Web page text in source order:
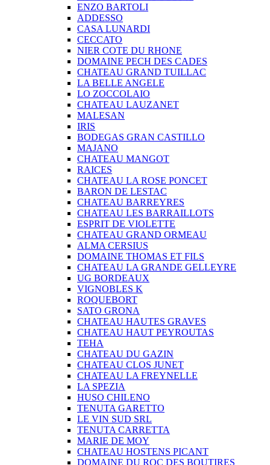
ENZO BARTOLI
ADDESSO
CASA LUNARDI
CECCATO
NIER COTE DU RHONE
DOMAINE PECH DES CADES
CHATEAU GRAND TUILLAC
LA BELLE ANGELE
LO ZOCCOLAIO
CHATEAU LAUZANET
MALESAN
IRIS
BODEGAS GRAN CASTILLO
MAJANO
CHATEAU MANGOT
RAICES
CHATEAU LA ROSE PONCET
BARON DE LESTAC
CHATEAU BARREYRES
CHATEAU LES BARRAILLOTS
ESPRIT DE VIOLETTE
CHATEAU GRAND ORMEAU
ALMA CERSIUS
DOMAINE THOMAS ET FILS
CHATEAU LA GRANDE GELLEYRE
UG BORDEAUX
VIGNOBLES K
ROQUEBORT
SATO GRONA
CHATEAU HAUTES GRAVES
CHATEAU HAUT PEYROUTAS
TEHA
CHATEAU DU GAZIN
CHATEAU CLOS JUNET
CHATEAU LA FREYNELLE
LA SPEZIA
HUSO CHILENO
TENUTA GARETTO
LE VIN SUD SRL
TENUTA CARRETTA
MARIE DE MOY
CHATEAU HOSTENS PICANT
DOMAINE DU ROC DES BOUTIRES